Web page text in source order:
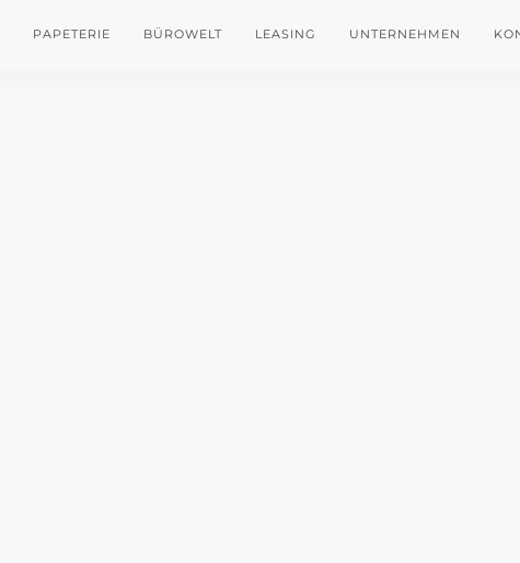
PAPETERIE BÜROWELT LEASING UNTERNEHMEN